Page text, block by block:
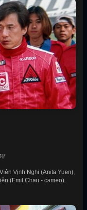
Vịnh Nghi (Anita Yuen),
(Emil Chau - cameo).